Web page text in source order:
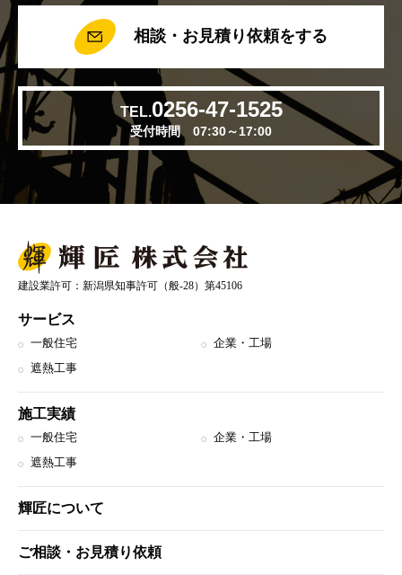
相談・お見積り依頼をする
TEL.0256-47-1525
受付時間 07:30～17:00
建設業許可：新潟県知事許可（般-28）第45106
サービス
一般住宅
企業・工場
遮熱工事
施工実績
一般住宅
企業・工場
遮熱工事
輝匠について
ご相談・お見積り依頼